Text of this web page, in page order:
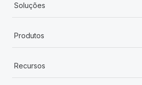
Soluções
Produtos
Recursos